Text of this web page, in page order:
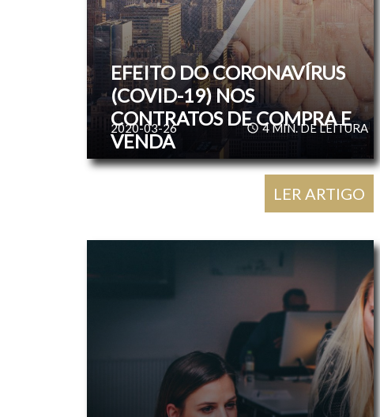
EFEITO DO CORONAVÍRUS
(COVID-19) NOS
CONTRATOS DE COMPRA E
VENDA
2020-03-26 4MIN. DE LEITURA
LER ARTIGO